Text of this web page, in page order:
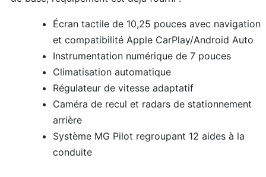
Écran tactile de 10,25 pouces avec navigation
et compatibilité Apple CarPlay/Android Auto
Instrumentation numérique de 7 pouces
Climatisation automatique
Régulateur de vitesse adaptatif
Caméra de recul et radars de stationnement
arrière
Système MG Pilot regroupant 12 aides à la
conduite